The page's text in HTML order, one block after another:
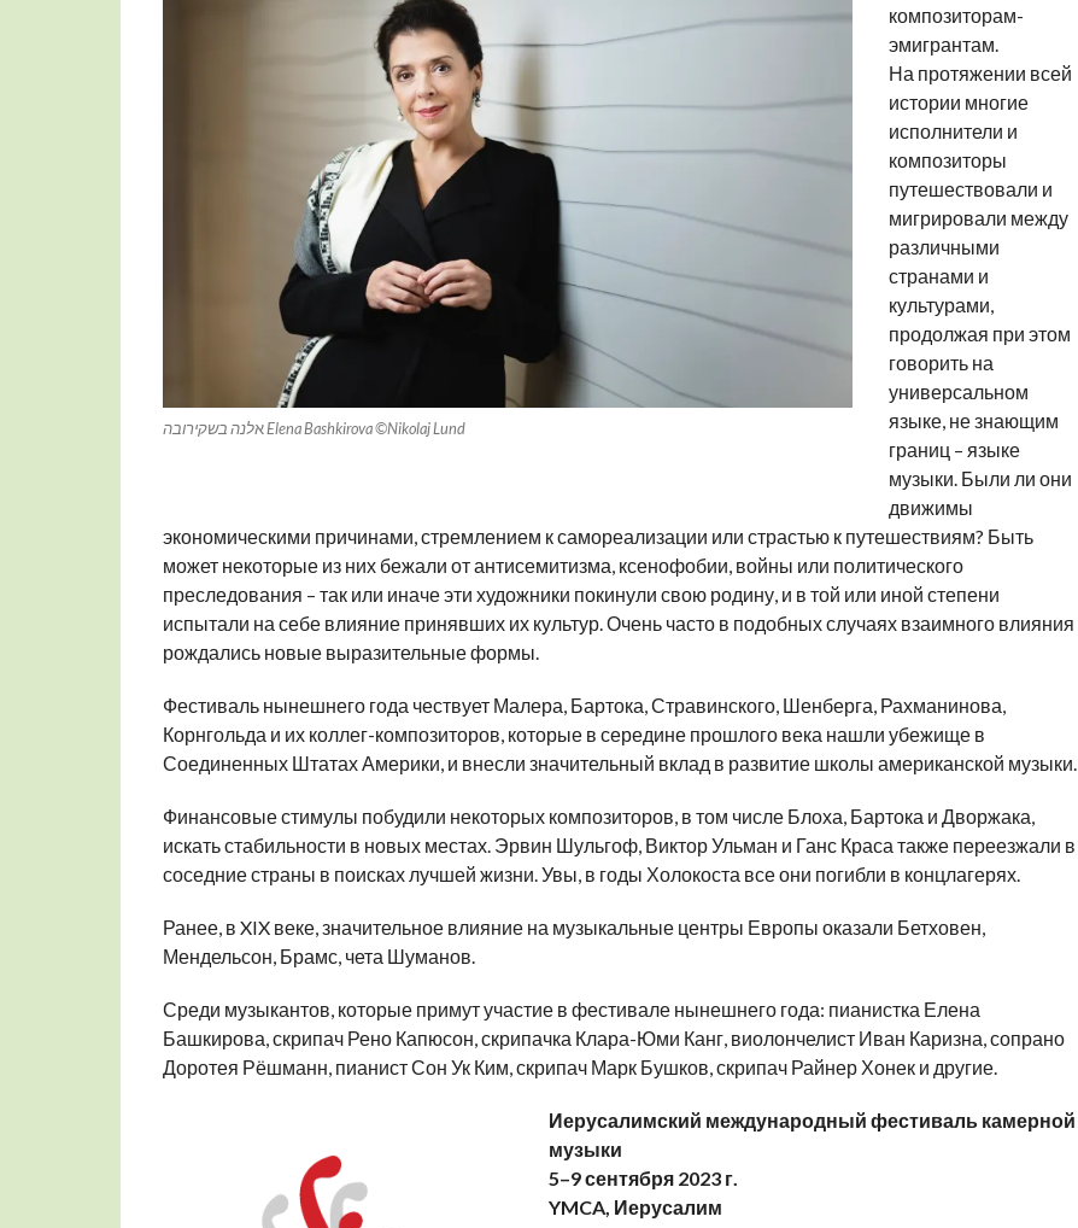
אלנה בשקירובה Elena Bashkirova ©Nikolaj Lund
композиторам-
эмигрантам.
На протяжении всей
истории многие
исполнители и
композиторы
путешествовали и
мигрировали между
различными
странами и
культурами,
продолжая при этом
говорить на
универсальном
языке, не знающим
границ – языке
музыки. Были ли они
движимы
экономическими причинами, стремлением к самореализации или страстью к путешествиям? Быть
может некоторые из них бежали от антисемитизма, ксенофобии, войны или политического
преследования – так или иначе эти художники покинули свою родину, и в той или иной степени
испытали на себе влияние принявших их культур. Очень часто в подобных случаях взаимного влияния
рождались новые выразительные формы.
Фестиваль нынешнего года чествует Малера, Бартока, Стравинского, Шенберга, Рахманинова,
Корнгольда и их коллег-композиторов, которые в середине прошлого века нашли убежище в
Соединенных Штатах Америки, и ​​внесли значительный вклад в развитие школы американской музыки.
Финансовые стимулы побудили некоторых композиторов, в том числе Блоха, Бартока и Дворжака,
искать стабильности в новых местах. Эрвин Шульгоф, Виктор Ульман и Ганс Краса также переезжали в
соседние страны в поисках лучшей жизни. Увы, в годы Холокоста все они погибли в концлагерях.
Ранее, в XIX веке, значительное влияние на музыкальные центры Европы оказали Бетховен,
Мендельсон, Брамс, чета Шуманов.
Среди музыкантов, которые примут участие в фестивале нынешнего года: пианистка Елена
Башкирова, скрипач Рено Капюсон, скрипачка Клара-Юми Канг, виолончелист Иван Каризна, сопрано
Доротея Рёшманн, пианист Сон Ук Ким, скрипач Марк Бушков, скрипач Райнер Хонек и другие.
Иерусалимский международный фестиваль камерной
музыки
5–9 сентября 2023 г.
YMCA, Иерусалим